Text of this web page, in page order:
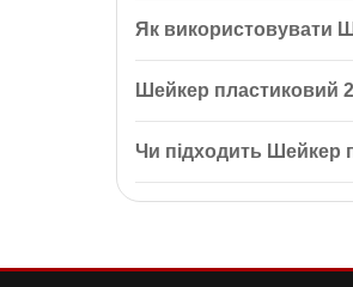
спортивні добавки.
Як використовувати
отримання однорідної
Шейкер пластиковий
Чи підходить Шейкер